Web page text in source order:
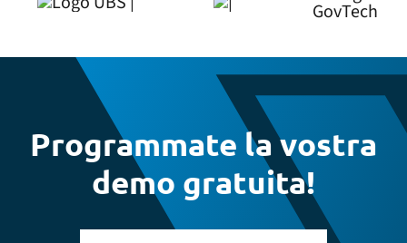
Programmate la vostra
demo gratuita!